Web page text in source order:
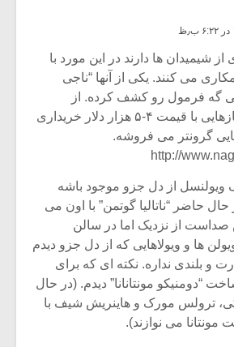
از شیمیدان ها دارند در این مورد با
می کنند. یکی از آنها “ناجی
می گه فرمول رو کشف کرده. از
سازندگان چینی سازهایی با قیمت ۴-۵ هزار دلار خریداری
http://
ویولنسل از دل جزو موجود باشه
حاضر “ناتالیا گوتمن” با اون می
از نزدیک اما در سالن
ها و ویولاهایی که از دل جزو دیدم
و بلندی نداره. نکته ای که برای
“دومنیکو مونتانانا” دیدم. (در حال
ترولس مورک و هاینریش شیف با
می نوازند).